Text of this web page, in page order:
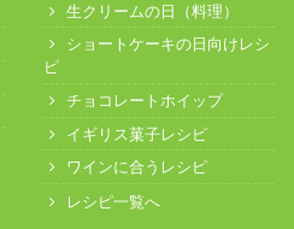
生クリームの日（料理）
ショートケーキの日向けレシ
ピ
チョコレートホイップ
イギリス菓子レシピ
ワインに合うレシピ
レシピ一覧へ